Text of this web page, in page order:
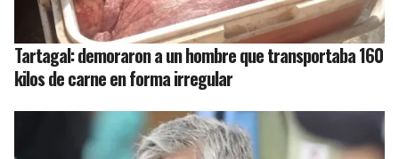
Tartagal: demoraron a un hombre que transportaba 160
kilos de carne en forma irregular